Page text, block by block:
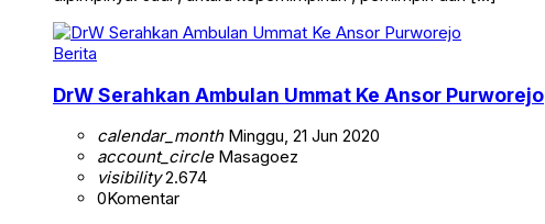
Berita
DrW Serahkan Ambulan Ummat Ke Ansor Purworejo
calendar_monthMinggu, 21 Jun 2020
account_circleMasagoez
visibility2.674
0Komentar